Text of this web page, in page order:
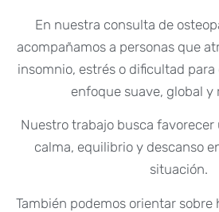
En nuestra consulta de
acompañamos a personas que
insomnio, estrés o dificultad
enfoque suave, global y
Nuestro trabajo busca favorecer
calma, equilibrio y descanso
situación.
También podemos orientar sobre